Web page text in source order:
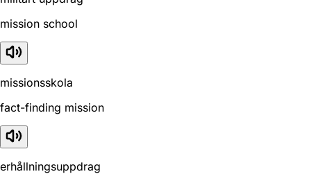
mission school
missionsskola
fact-finding mission
erhållningsuppdrag